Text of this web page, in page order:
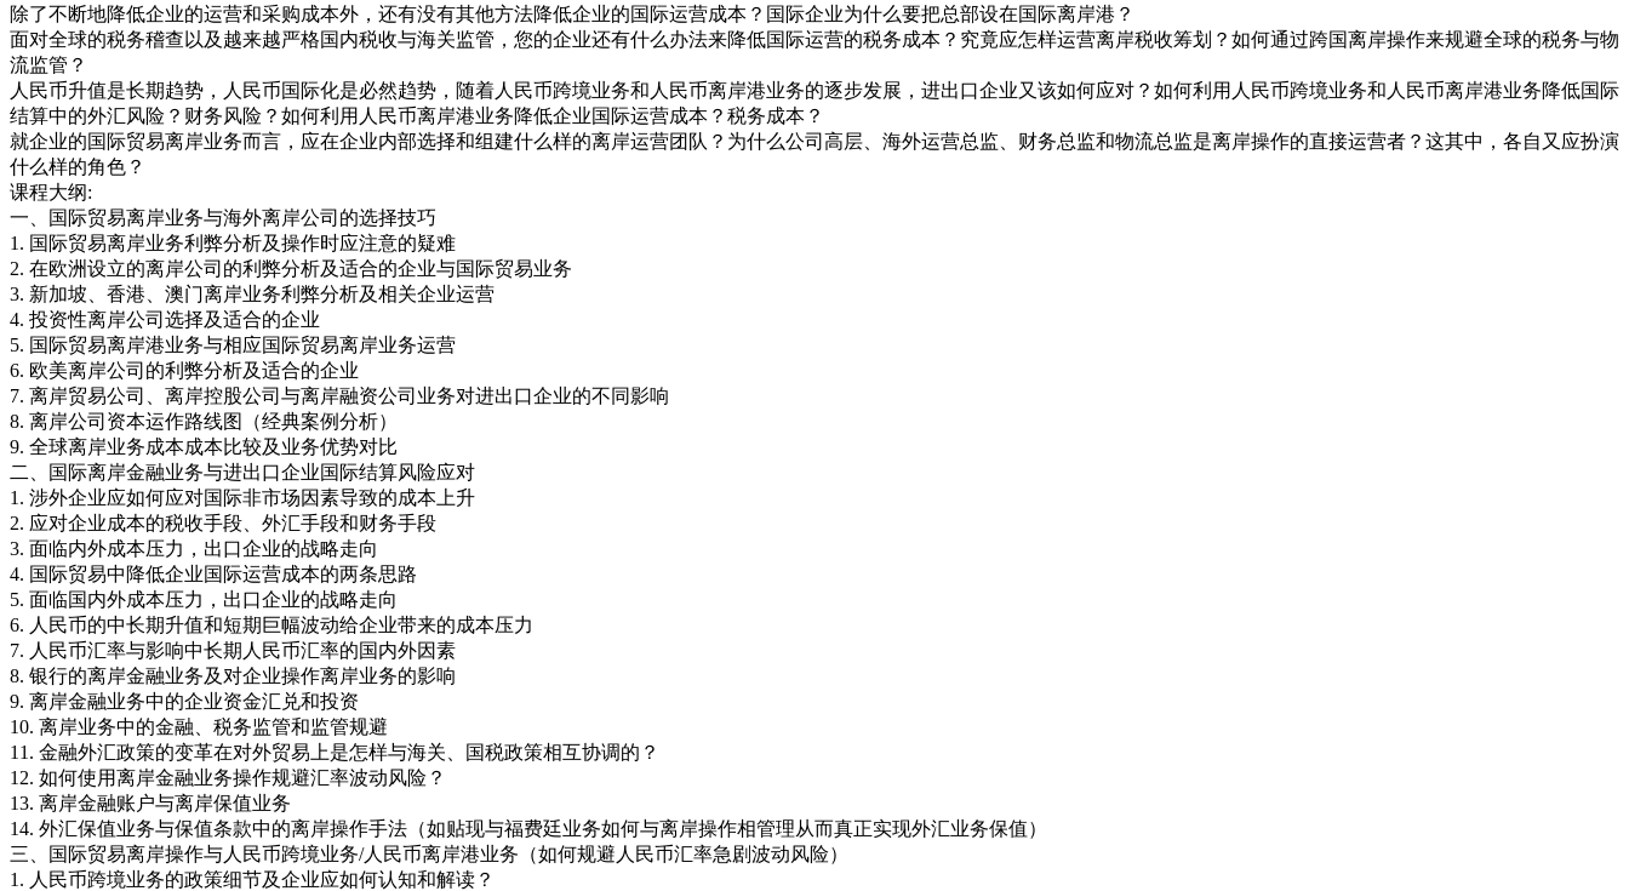
除了不断地降低企业的运营和采购成本外，还有没有其他方法降低企业的国际运营成本？国际企业为什么要把总部设在国际离岸港？
面对全球的税务稽查以及越来越严格国内税收与海关监管，您的企业还有什么办法来降低国际运营的税务成本？究竟应怎样运营离岸税收筹划？如何通过跨国离岸操作来规避全球的税务与物
流监管？
人民币升值是长期趋势，人民币国际化是必然趋势，随着人民币跨境业务和人民币离岸港业务的逐步发展，进出口企业又该如何应对？如何利用人民币跨境业务和人民币离岸港业务降低国际
结算中的外汇风险？财务风险？如何利用人民币离岸港业务降低企业国际运营成本？税务成本？
就企业的国际贸易离岸业务而言，应在企业内部选择和组建什么样的离岸运营团队？为什么公司高层、海外运营总监、财务总监和物流总监是离岸操作的直接运营者？这其中，各自又应扮演
什么样的角色？
课程大纲:
一、国际贸易离岸业务与海外离岸公司的选择技巧
1. 国际贸易离岸业务利弊分析及操作时应注意的疑难
2. 在欧洲设立的离岸公司的利弊分析及适合的企业与国际贸易业务
3. 新加坡、香港、澳门离岸业务利弊分析及相关企业运营
4. 投资性离岸公司选择及适合的企业
5. 国际贸易离岸港业务与相应国际贸易离岸业务运营
6. 欧美离岸公司的利弊分析及适合的企业
7. 离岸贸易公司、离岸控股公司与离岸融资公司业务对进出口企业的不同影响
8. 离岸公司资本运作路线图（经典案例分析）
9. 全球离岸业务成本成本比较及业务优势对比
二、国际离岸金融业务与进出口企业国际结算风险应对
1. 涉外企业应如何应对国际非市场因素导致的成本上升
2. 应对企业成本的税收手段、外汇手段和财务手段
3. 面临内外成本压力，出口企业的战略走向
4. 国际贸易中降低企业国际运营成本的两条思路
5. 面临国内外成本压力，出口企业的战略走向
6. 人民币的中长期升值和短期巨幅波动给企业带来的成本压力
7. 人民币汇率与影响中长期人民币汇率的国内外因素
8. 银行的离岸金融业务及对企业操作离岸业务的影响
9. 离岸金融业务中的企业资金汇兑和投资
10. 离岸业务中的金融、税务监管和监管规避
11. 金融外汇政策的变革在对外贸易上是怎样与海关、国税政策相互协调的？
12. 如何使用离岸金融业务操作规避汇率波动风险？
13. 离岸金融账户与离岸保值业务
14. 外汇保值业务与保值条款中的离岸操作手法（如贴现与福费廷业务如何与离岸操作相管理从而真正实现外汇业务保值）
三、国际贸易离岸操作与人民币跨境业务/人民币离岸港业务（如何规避人民币汇率急剧波动风险）
1. 人民币跨境业务的政策细节及企业应如何认知和解读？